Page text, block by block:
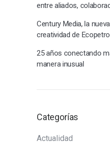
entre aliados,
Century Media, la
creatividad de
25 años conectando
manera inusual
Categorías
Actualidad